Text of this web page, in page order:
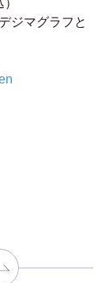
マグラフと